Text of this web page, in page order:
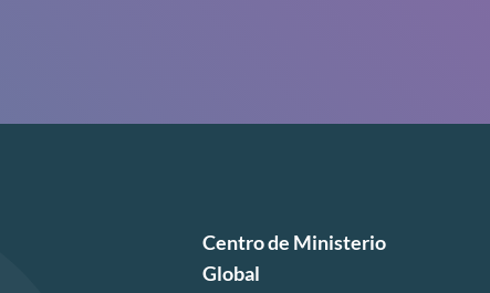
Centro de Ministerio
Global